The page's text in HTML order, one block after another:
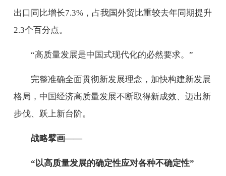
出口同比增长7.3%，占我国外贸比重较去年同期提升
2.3个百分点。
“高质量发展是中国式现代化的必然要求。”
完整准确全面贯彻新发展理念，加快构建新发展
格局，中国经济高质量发展不断取得新成效、迈出新
步伐、跃上新台阶。
战略擘画——
“以高质量发展的确定性应对各种不确定性”